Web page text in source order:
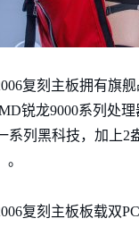
复刻主板拥有旗
锐龙9000系列处
系列黑科技，加上
复刻主板板载双